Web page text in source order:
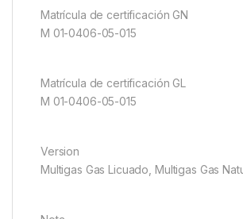
Matrícula de certificación GN
M 01-0406-05-015
Matrícula de certificación GL
M 01-0406-05-015
Version
Multigas Gas Licuado, Multigas Gas